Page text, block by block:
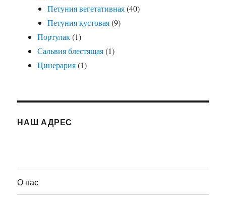
Петуния вегетативная (40)
Петуния кустовая (9)
Портулак (1)
Сальвия блестящая (1)
Цинерария (1)
НАШ АДРЕС
О нас